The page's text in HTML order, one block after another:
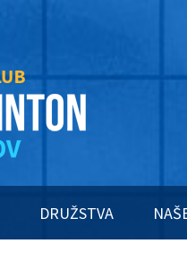
DRUŽSTVA